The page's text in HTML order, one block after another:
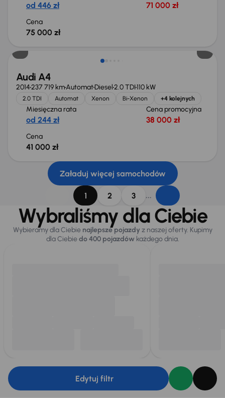
od 446 zł 71 000 zł
Cena
75 000 zł
Audi A4
2014237 719 kmAutomatDiesel2.0 TDI110 kW
2.0 TDI Automat Xenon Bi-Xenon +4 kolejnych
Miesięczna rata
od 244 zł
Cena promocyjna
38 000 zł
Cena
41 000 zł
Załaduj więcej samochodów
1 2 3 ...
Wybraliśmy dla Ciebie
Wybieramy dla Ciebie najlepsze pojazdy z naszej oferty. Kupimy
dla Ciebiedo 400 pojazdówkażdego dnia.
Edytuj filtr